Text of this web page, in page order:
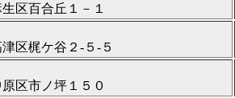
区百合丘１－１
区梶ケ谷２‐５‐５
区市ノ坪１５０